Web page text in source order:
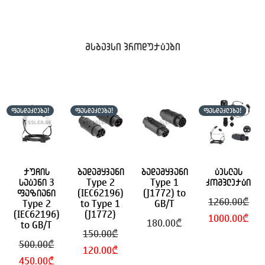
მსგავსი პროდუქტები
ᲤᲐᲡᲓᲐᲙᲚᲔᲑᲐ!
ქუჩის
სატენი 3
ფაზიანი
Type 2
(IEC62196)
to GB/T
500.00₾
Original
450.00₾Current
ᲤᲐᲡᲓᲐᲙᲚᲔᲑᲐ!
გადამყვანი
Type 2
(IEC62196)
to Type 1
(J1772)
150.00₾
Original
120.00₾Current
გადამყვანი
Type 1
(J1772) to
GB/T
180.00₾
ᲤᲐᲡᲓᲐᲙᲚᲔᲑᲐ!
ტესლას
კომპლექტი
1260.00₾
Original
1000.00₾